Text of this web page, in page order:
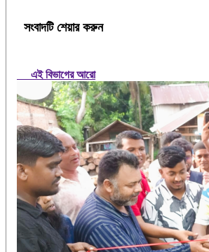
সংবাদটি শেয়ার করুন
এই বিভাগের আরো